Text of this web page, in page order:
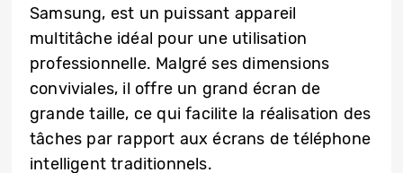
Samsung, est un puissant appareil
multitâche idéal pour une utilisation
professionnelle. Malgré ses dimensions
conviviales, il offre un grand écran de
grande taille, ce qui facilite la réalisation des
tâches par rapport aux écrans de téléphone
intelligent traditionnels.